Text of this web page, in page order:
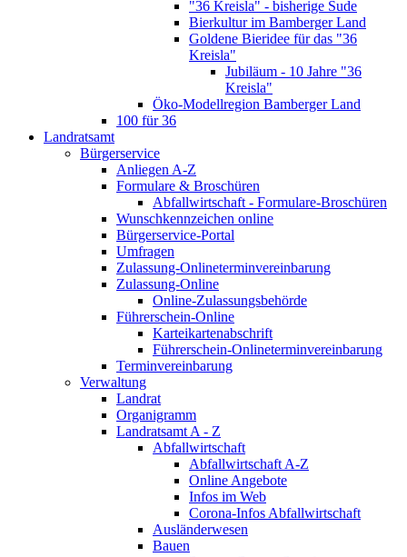
"36 Kreisla" - bisherige Sude
Bierkultur im Bamberger Land
Goldene Bieridee für das "36
Kreisla"
Jubiläum - 10 Jahre "36
Kreisla"
Öko-Modellregion Bamberger Land
100 für 36
Landratsamt
Bürgerservice
Anliegen A-Z
Formulare & Broschüren
Abfallwirtschaft - Formulare-Broschüren
Wunschkennzeichen online
Bürgerservice-Portal
Umfragen
Zulassung-Onlineterminvereinbarung
Zulassung-Online
Online-Zulassungsbehörde
Führerschein-Online
Karteikartenabschrift
Führerschein-Onlineterminvereinbarung
Terminvereinbarung
Verwaltung
Landrat
Organigramm
Landratsamt A - Z
Abfallwirtschaft
Abfallwirtschaft A-Z
Online Angebote
Infos im Web
Corona-Infos Abfallwirtschaft
Ausländerwesen
Bauen